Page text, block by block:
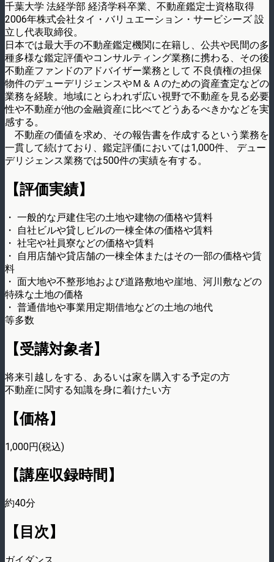
千葉大学 法経学部 経済学科卒業、不動産鑑定士資格取得
2006年株式会社タイ・バリュエーション・サービシーズ 設
立し代表取締役。
日本では最大手の不動産鑑定機関に在籍し、公共や民間の多
種多様な鑑定評価やコンサルティング業務に携わる、その後
不動産ファンドのアドバイザー業務として 不良債権の担保
物件のデューデリジェンスやＭ＆Ａのための資産査定などの
業務を経験。地域にとらわれず広い視野で不動産を見る必要
性や不動産が他の金融資産に比べてどうあるべきかなどを実
感する。
不動産の価値を求め、その報告書を作成するという業務を
一貫して続けており、鑑定評価においては1,000件、 デュー
デリジェンス業務では500件の実績を有する。
【評価実績】
・ 一般的な戸建住宅の土地や建物の価格や賃料
・ 自社ビルや貸しビルの一棟全体の価格や賃料
・ 社宅や社員寮などの価格や賃料
・ 自用店舗や貸店舗の一棟全体またはその一部の価格や賃
料
・ 面大地や不整形地および道路敷地や崖地、河川敷などの
特殊な土地の価格
・ 普通借地や事業用定期借地などの土地の地代
等多数
【受講対象者】
将来引越しをする、あるいは家を購入する予定の方
不動産に関する知識を身に着けたい方
【価格】
1,000円(税込)
【講座収録時間】
約40分
【目次】